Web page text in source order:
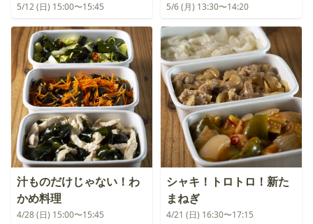
5/12 (日) 15:00〜15:45 5/6 (月) 13:30〜14:20
汁ものだけじゃない！わ
かめ料理
4/28 (日) 15:00〜15:45
シャキ！トロトロ！新た
まねぎ
4/21 (日) 16:30〜17:15